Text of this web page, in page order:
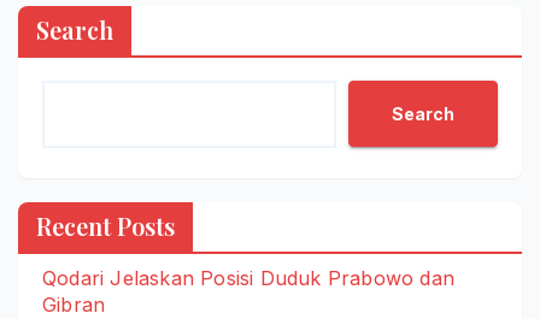
Search
Search
Recent Posts
Qodari Jelaskan Posisi Duduk Prabowo dan
Gibran